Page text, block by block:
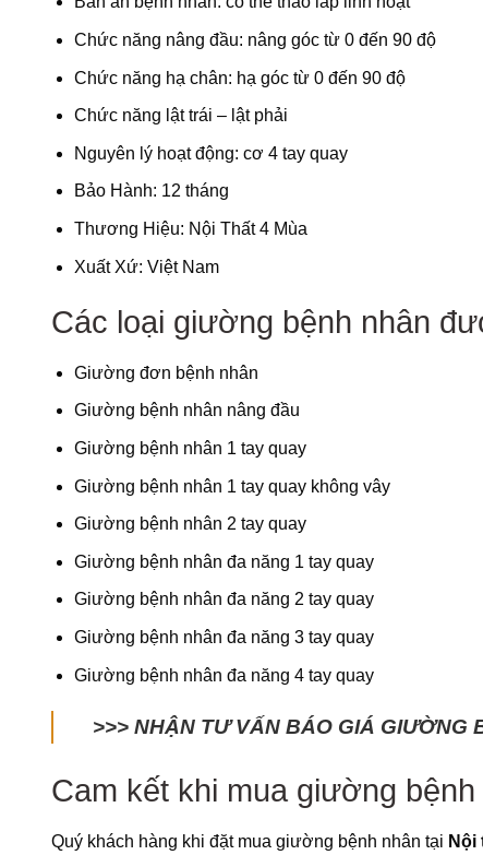
Chức năng nâng đầu: nâng góc từ 0 đến 90 độ
Chức năng hạ chân: hạ góc từ 0 đến 90 độ
Chức năng lật trái – lật phải
Nguyên lý hoạt động: cơ 4 tay quay
Bảo Hành: 12 tháng
Thương Hiệu: Nội Thất 4 Mùa
Xuất Xứ: Việt Nam
Các loại giường bệnh nhân
Giường đơn bệnh nhân
Giường bệnh nhân nâng đầu
Giường bệnh nhân 1 tay quay
Giường bệnh nhân 1 tay quay không vây
Giường bệnh nhân 2 tay quay
Giường bệnh nhân đa năng 1 tay quay
Giường bệnh nhân đa năng 2 tay quay
Giường bệnh nhân đa năng 3 tay quay
Giường bệnh nhân đa năng 4 tay quay
>>> NHẬN TƯ VẤN BÁO GIÁ GIƯỜNG
Cam kết khi mua giường
Quý khách hàng khi đặt mua giường bệnh nhân tại Nội